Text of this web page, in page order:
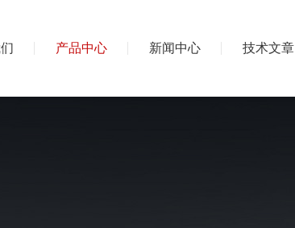
产品中心 新闻中心 技术文章